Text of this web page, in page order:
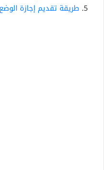
طريقة تقديم إجازة